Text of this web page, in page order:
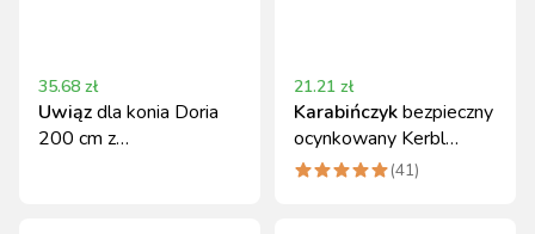
35.68 zł
Uwiązdla konia Doria
200 cm z
21.21 zł
Karabińczykbezpieczny
ocynkowany Kerbl
oczko 14 mm
(41)